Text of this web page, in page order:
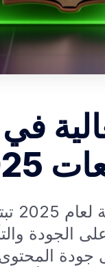
2025
الجودة
جودة